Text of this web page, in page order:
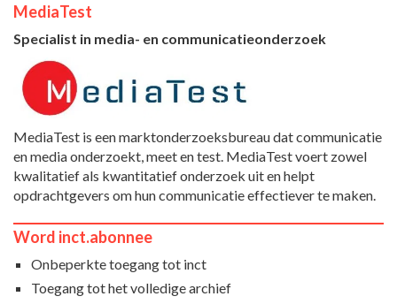
MediaTest
Specialist in media- en communicatieonderzoek
MediaTest is een marktonderzoeksbureau dat communicatie
en media onderzoekt, meet en test. MediaTest voert zowel
kwalitatief als kwantitatief onderzoek uit en helpt
opdrachtgevers om hun communicatie effectiever te maken.
Word inct.abonnee
Onbeperkte toegang tot inct
Toegang tot het volledige archief